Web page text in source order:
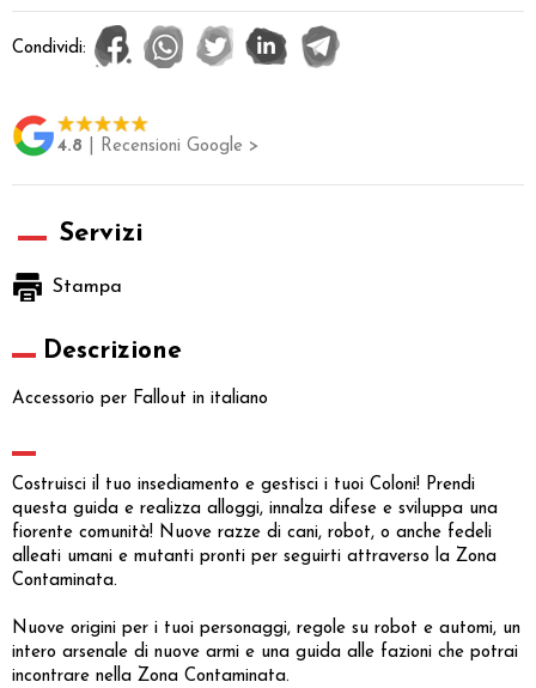
Condividi:
4.8 | Recensioni Google >
Servizi
Stampa
Descrizione
Accessorio per Fallout in italiano
Costruisci il tuo insediamento e gestisci i tuoi Coloni! Prendi
questa guida e realizza alloggi, innalza difese e sviluppa una
fiorente comunità! Nuove razze di cani, robot, o anche fedeli
alleati umani e mutanti pronti per seguirti attraverso la Zona
Contaminata.
Nuove origini per i tuoi personaggi, regole su robot e automi, un
intero arsenale di nuove armi e una guida alle fazioni che potrai
incontrare nella Zona Contaminata.